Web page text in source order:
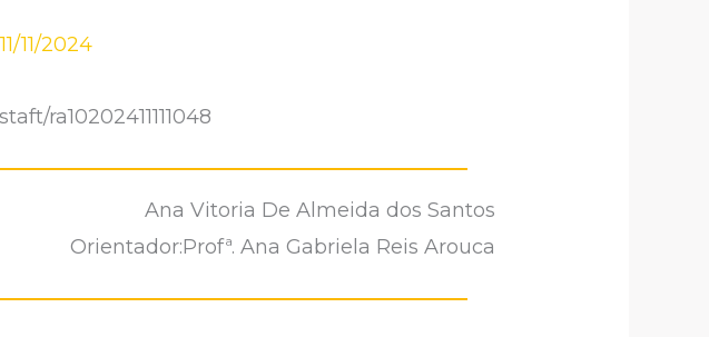
11/11/2024
ra10202411111048
Ana Vitoria De Almeida dos Santos
Orientador:Profª. Ana Gabriela Reis Arouca